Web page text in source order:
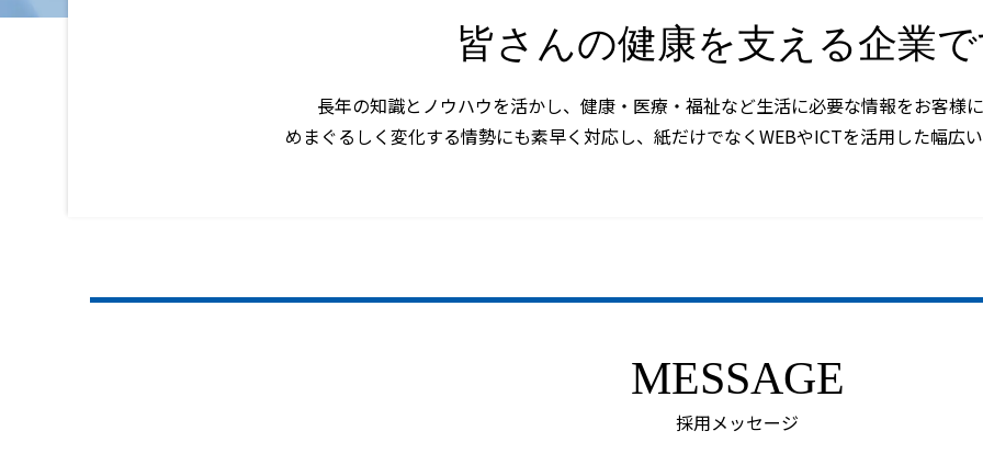
皆さんの健康を支える企業
長年の知識とノウハウを活かし、健康・医療・福祉など生活に必要な情報をお客様
めまぐるしく変化する情勢にも素早く対応し、紙だけでなくWEBやICTを活用した幅広
MESSAGE
採用メッセージ